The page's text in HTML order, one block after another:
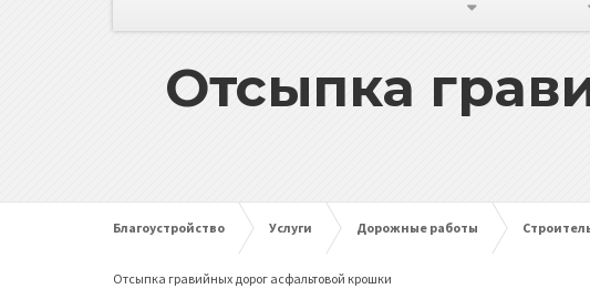
Отсыпка
Благоустройство Услуги Дорожные работы
Отсыпка гравийных дорог асфальтовой крошки